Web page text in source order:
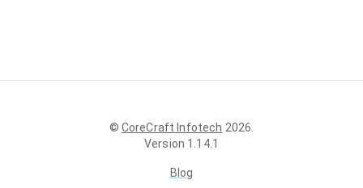
© CoreCraft Infotech 2026.
Version 1.14.1
Blog